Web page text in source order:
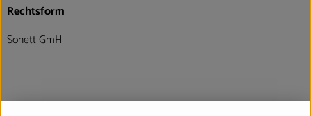
Rechtsform
Sonett GmH